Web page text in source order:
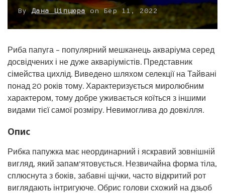
By Дана Ціпцюра onБер 11, 2022
Риба папуга – популярний мешканець акваріума серед
досвідчених і не дуже акваріумістів. Представник
сімейства цихлід. Виведено шляхом селекції на Тайвані
понад 20 років тому. Характеризується миролюбним
характером, тому добре уживається коїться з іншими
видами тієї самої розміру. Невимоглива до довкілля.
Опис
Рибка папужка має неординарний і яскравий зовнішній
вигляд, який запам’ятовується. Незвичайна форма тіла,
сплюснута з боків, забавні щічки, часто відкритий рот
виглядають інтригуюче. Обрис голови схожий на дзьоб